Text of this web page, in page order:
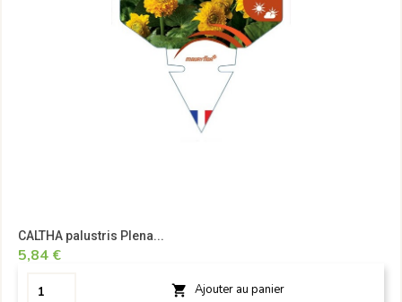
CALTHA palustris Plena...
5,84 €
 Ajouter au panier